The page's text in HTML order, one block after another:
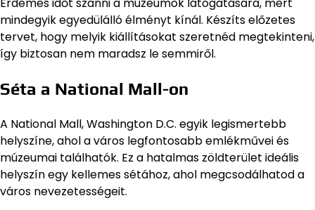
mindegyik egyedülálló élményt kínál. Készíts előzetes
tervet, hogy melyik kiállításokat szeretnéd megtekinteni,
így biztosan nem maradsz le semmiről.
Séta a National Mall-on
A National Mall, Washington D.C. egyik legismertebb
helyszíne, ahol a város legfontosabb emlékművei és
múzeumai találhatók. Ez a hatalmas zöldterület ideális
helyszín egy kellemes sétához, ahol megcsodálhatod a
város nevezetességeit.